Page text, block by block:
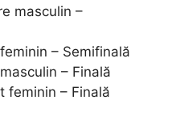
masculin –
– Semifinală
– Finală
feminin – Finală